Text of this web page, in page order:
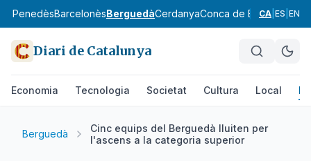
PenedèsBarcelonèsBerguedàCerdanyaConca de Barberà
CA ES EN
Diari de Catalunya
Economia Tecnologia Societat Cultura Local
Berguedà
Cinc equips del Berguedà lluiten per
l'ascens a la categoria superior